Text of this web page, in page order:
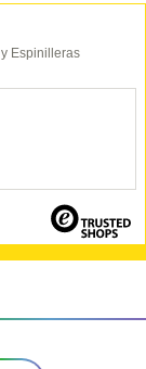
Espinilleras